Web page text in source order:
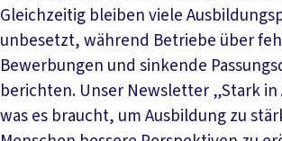
Gleichzeitig bleiben viele
unbesetzt, während Betriebe über
Bewerbungen und sinkende
berichten. Unser Newsletter „Stark
was es braucht, um Ausbildung zu